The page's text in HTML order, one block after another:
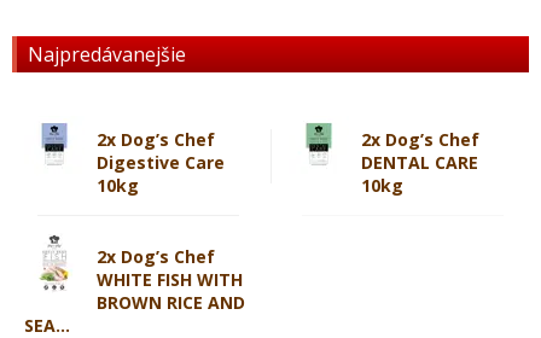
Najpredávanejšie
2x Dog’s Chef
Digestive Care
10kg
2x Dog’s Chef
DENTAL CARE
10kg
2x Dog’s Chef
WHITE FISH WITH
BROWN RICE AND
SEA...